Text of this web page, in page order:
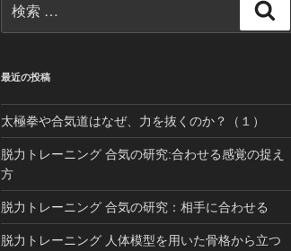
索:
索
最近の投稿
太極拳や合気道はなぜ、力を抜くのか？（１）
脱力トレーニング 合気の研究:合わせる感覚の捉え
方
脱力トレーニング 合気の研究：相手に合わせる
脱力トレーニング 人体模型を用いた骨格から立つ